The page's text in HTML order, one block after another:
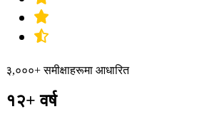
३,०००+ समीक्षाहरूमा आधारित
१२+ वर्ष